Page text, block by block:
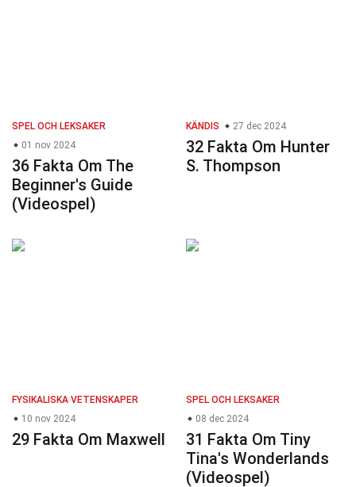
SPEL OCH LEKSAKER
01 nov 2024
36 Fakta Om The
Beginner's Guide
(Videospel)
KÄNDIS 27 dec 2024
32 Fakta Om Hunter
S. Thompson
FYSIKALISKA VETENSKAPER
10 nov 2024
29 Fakta Om Maxwell
SPEL OCH LEKSAKER
08 dec 2024
31 Fakta Om Tiny
Tina's Wonderlands
(Videospel)